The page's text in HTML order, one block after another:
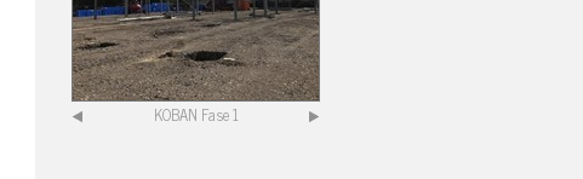
Hendrickx nv
KOBAN Fase 1